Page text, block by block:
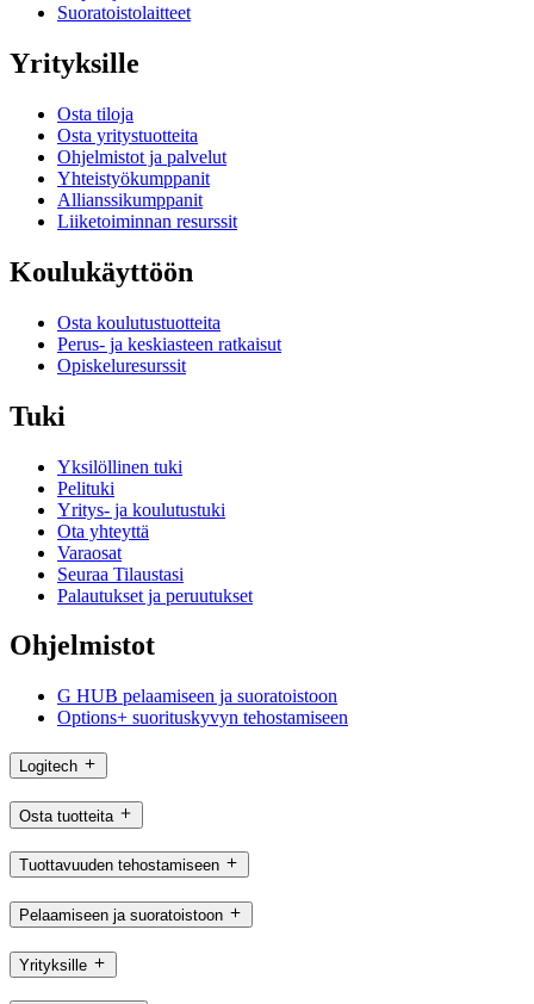
Suoratoistolaitteet
Yrityksille
Osta tiloja
Osta yritystuotteita
Ohjelmistot ja palvelut
Yhteistyökumppanit
Allianssikumppanit
Liiketoiminnan resurssit
Koulukäyttöön
Osta koulutustuotteita
Perus- ja keskiasteen ratkaisut
Opiskeluresurssit
Tuki
Yksilöllinen tuki
Pelituki
Yritys- ja koulutustuki
Ota yhteyttä
Varaosat
Seuraa Tilaustasi
Palautukset ja peruutukset
Ohjelmistot
G HUB pelaamiseen ja suoratoistoon
Options+ suorituskyvyn tehostamiseen
Logitech
Osta tuotteita
Tuottavuuden tehostamiseen
Pelaamiseen ja suoratoistoon
Yrityksille